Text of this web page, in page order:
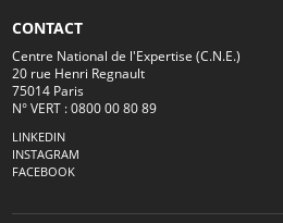
CONTACT
Centre National de l'Expertise (C.N.E.)
20 rue Henri Regnault
75014 Paris
N° VERT : 0800 00 80 89
LINKEDIN
INSTAGRAM
FACEBOOK